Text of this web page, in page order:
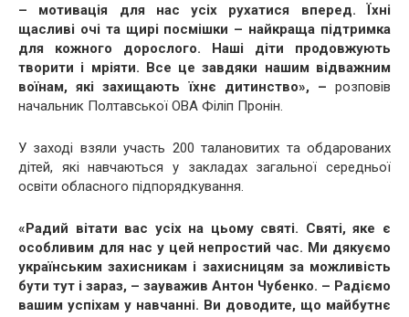
– мотивація для нас усіх рухатися вперед. Їхні
щасливі очі та щирі посмішки – найкраща підтримка
для кожного дорослого. Наші діти продовжують
творити і мріяти. Все це завдяки нашим відважним
воїнам, які захищають їхнє дитинство», – розповів
начальник Полтавської ОВА Філіп Пронін.
У заході взяли участь 200 талановитих та обдарованих
дітей, які навчаються у закладах загальної середньої
освіти обласного підпорядкування.
«Радий вітати вас усіх на цьому святі. Святі, яке є
особливим для нас у цей непростий час. Ми дякуємо
українським захисникам і захисницям за можливість
бути тут і зараз, – зауважив Антон Чубенко. – Радіємо
вашим успіхам у навчанні. Ви доводите, що майбутнє